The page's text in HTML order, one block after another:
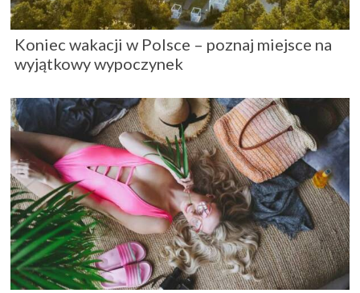
Koniec wakacji w Polsce – poznaj miejsce na
wyjątkowy wypoczynek